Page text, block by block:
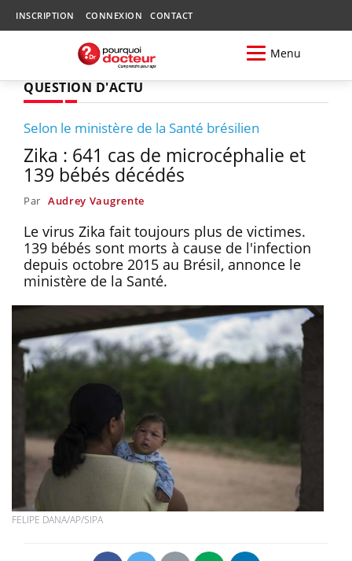
INSCRIPTION CONNEXION CONTACT
Menu
QUESTION D'ACTU
Selon le ministère de la Santé brésilien
Zika : 641 cas de microcéphalie et
139 bébés décédés
Par Audrey Vaugrente
Le virus Zika fait toujours plus de victimes.
139 bébés sont morts à cause de l'infection
depuis octobre 2015 au Brésil, annonce le
ministère de la Santé.
FELIPE DANA/AP/SIPA